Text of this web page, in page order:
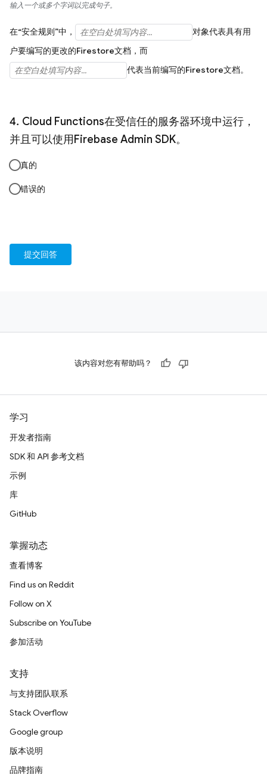
输入一个或多个字词以完成句子。
在“安全规则”中，
对象代表具有用
户要编写的更改的Firestore文档，而
代表当前编写的Firestore文档。
Cloud Functions在受信任的服务器环境中运行，
并且可以使用Firebase Admin SDK。
真的
错误的
提交回答
该内容对您有帮助吗？
学习
开发者指南
SDK 和 API 参考文档
示例
库
GitHub
掌握动态
查看博客
Find us on Reddit
Follow on X
Subscribe on YouTube
参加活动
支持
与支持团队联系
Stack Overflow
Google group
版本说明
品牌指南